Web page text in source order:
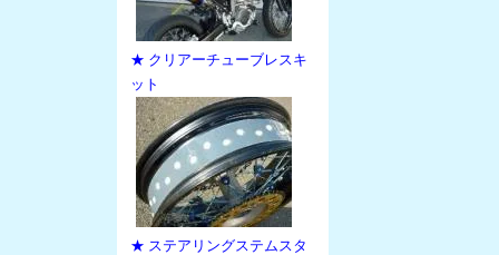
★ クリアーチューブレスキ
ット
★ ステアリングステムスタ